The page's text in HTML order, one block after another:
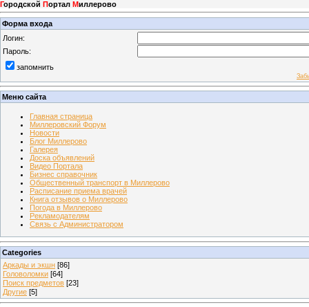
Городской Портал Миллерово
Форма входа
Логин:
Пароль:
запомнить
Меню сайта
Главная страница
Миллеровский Форум
Новости
Блог Миллерово
Галерея
Доска объявлений
Видео Портала
Бизнес справочник
Общественный транспорт в Миллерово
Расписание приема врачей
Книга отзывов о Миллерово
Погода в Миллерово
Рекламодателям
Связь с Администратором
Categories
Аркады и экшн [86]
Головоломки [64]
Поиск предметов [23]
Другие [5]